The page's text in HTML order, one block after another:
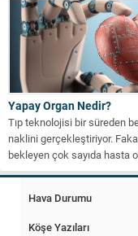
Yapay Organ Nedir?
Tıp teknolojisi bir süreden
naklini gerçekleştiriyor.
bekleyen çok sayıda hasta
Hava Durumu
Köşe Yazıları